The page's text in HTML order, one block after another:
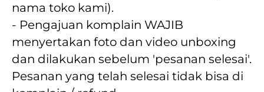
nama toko kami).
- Pengajuan komplain WAJIB
menyertakan foto dan video unboxing
dan dilakukan sebelum 'pesanan selesai'.
Pesanan yang telah selesai tidak bisa di